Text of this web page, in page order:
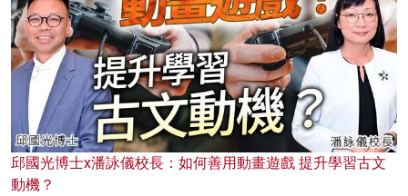
邱國光博士x潘詠儀校長：如何善用動畫遊戲 提升學習古文
動機？